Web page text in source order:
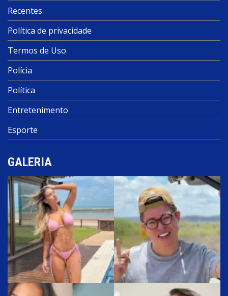
Recentes
Política de privacidade
Termos de Uso
Polícia
Política
Entretenimento
Esporte
GALERIA